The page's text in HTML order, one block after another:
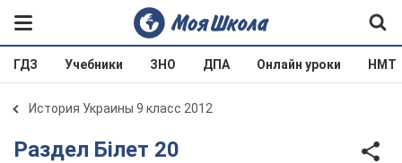
ГДЗ Учебники ЗНО ДПА Онлайн уроки НМТ
История Украины 9 класс 2012
Раздел Білет 20